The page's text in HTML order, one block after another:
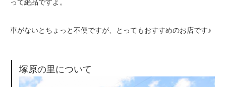
って絶品ですよ。
車がないとちょっと不便ですが、とってもおすすめのお店です♪
塚原の里について